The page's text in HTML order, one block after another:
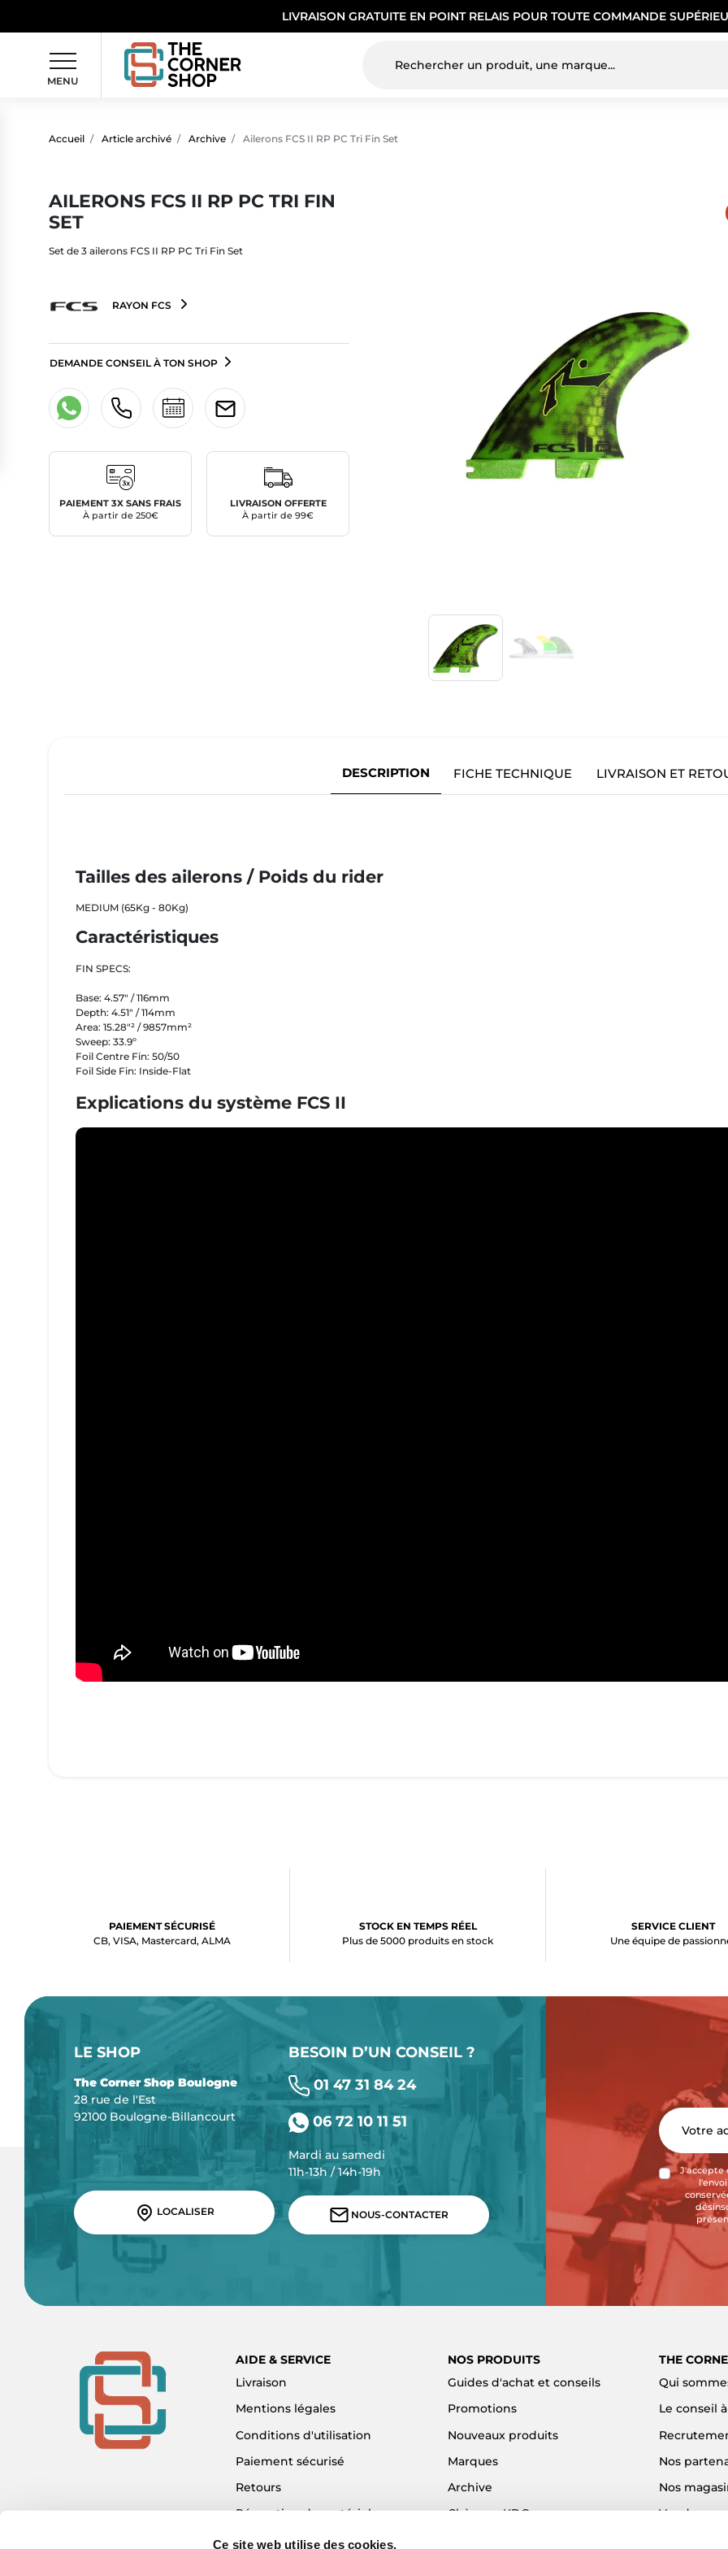
Ce site web utilise des cookies.
LIVRAISON GRATUITE EN POINT RELAIS POUR TOUTE COMMANDE
MENU
Accueil Article archivé Archive Ailerons FCS II RP PC Tri Fin Set
AILERONS FCS II RP PC TRI FIN
SET
Set de 3 ailerons FCS II RP PC Tri Fin Set
RAYON FCS
DEMANDE CONSEIL À TON SHOP
PAIEMENT 3X SANS FRAIS
À partir de 250€
LIVRAISON OFFERTE
À partir de 99€
DESCRIPTION FICHE TECHNIQUE LIVRAISON ET
Tailles des ailerons / Poids du rider
MEDIUM (65Kg - 80Kg)
Caractéristiques
FIN SPECS:
Base: 4.​57" / 11​6mm
Depth: 4.5​1" / 11​4mm
Area: 15.28"² / 98​57mm²
Sweep: 33.​9º
Foil Centre Fin: 50/50
Foil ​Side Fin: Inside-Flat
Explications du système FCS II
PAIEMENT SÉCURISÉ
CB, VISA, Mastercard, ALMA
STOCK EN TEMPS RÉEL
Plus de 5000 produits en stock
SERVICE CLIENT
Une équipe de
LE SHOP
The Corner Shop Boulogne
28 rue de l'Est
92100 Boulogne-Billancourt
LOCALISER
BESOIN D’UN CONSEIL ?
01 47 31 84 24
06 72 10 11 51
Mardi au samedi
11h-13h / 14h-19h
NOUS-CONTACTER
J'accepte
AIDE & SERVICE
Livraison
Mentions légales
Conditions d'utilisation
Paiement sécurisé
Retours
Réparation de matériel
Détaxe - Tax Refund
NOS PRODUITS
Guides d'achat et conseils
Promotions
Nouveaux produits
Marques
Archive
Chèques KDO
THE
Qui
Le conseil
Nos
Nos
Vendre